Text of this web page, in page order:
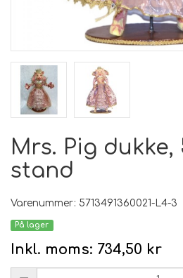
Mrs. Pig dukke,
stand
Varenummer: 5713491360021-L4-3
På lager
Inkl. moms: 734,50 kr